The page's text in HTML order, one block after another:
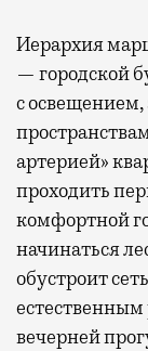
Иерархия
— городской
с
артерией»
проходить
комфортной
начинаться
обустроит
вечерней